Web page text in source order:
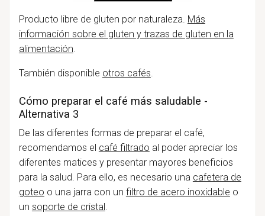
Producto libre de gluten por naturaleza. Más
información sobre el gluten y trazas de gluten en la
alimentación.
También disponible otros cafés.
Cómo preparar el café más saludable -
Alternativa 3
De las diferentes formas de preparar el café,
recomendamos el café filtrado al poder apreciar los
diferentes matices y presentar mayores beneficios
para la salud. Para ello, es necesario una cafetera de
goteo o una jarra con un filtro de acero inoxidable o
un soporte de cristal .